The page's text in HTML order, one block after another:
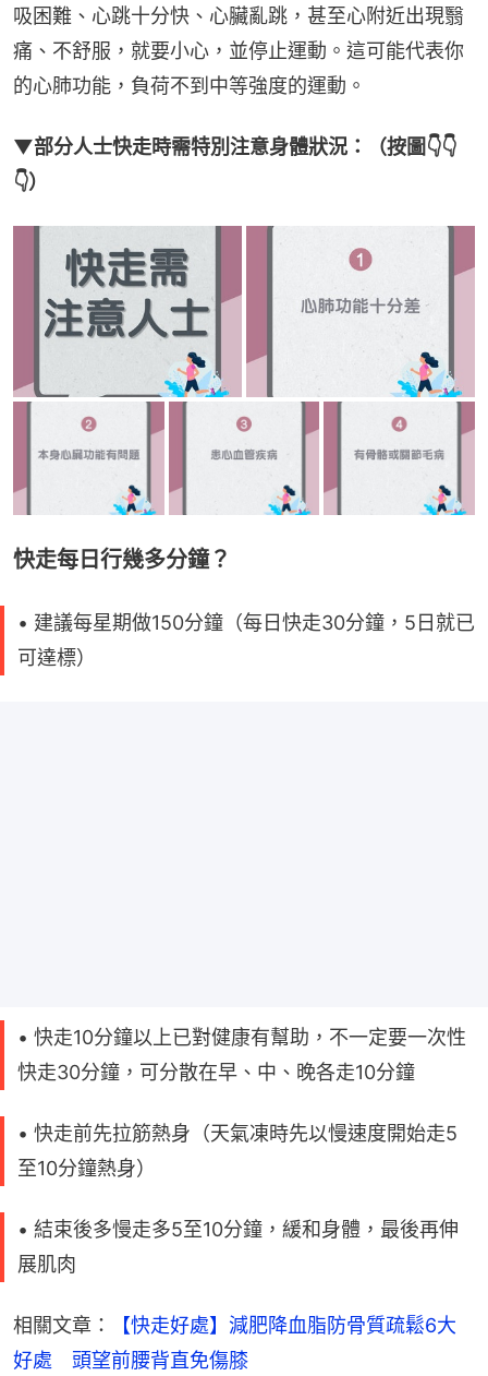
吸困難、心跳十分快、心臟亂跳，甚至心附近出現翳
痛、不舒服，就要小心，並停止運動。這可能代表你
的心肺功能，負荷不到中等強度的運動。
▼部分人士快走時需特別注意身體狀況：（按圖👇👇
👇）
快走每日行幾多分鐘？
• 建議每星期做150分鐘（每日快走30分鐘，5日就已
可達標）
• 快走10分鐘以上已對健康有幫助，不一定要一次性
快走30分鐘，可分散在早、中、晚各走10分鐘
• 快走前先拉筋熱身（天氣凍時先以慢速度開始走5
至10分鐘熱身）
• 結束後多慢走多5至10分鐘，緩和身體，最後再伸
展肌肉
相關文章：
【快走好處】減肥降血脂防骨質疏鬆6大
好處　頭望前腰背直免傷膝